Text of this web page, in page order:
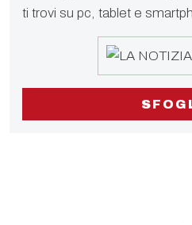
ti trovi su pc, tablet e